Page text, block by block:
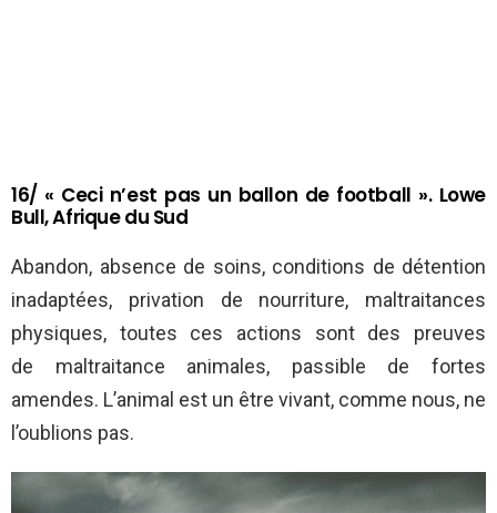
16/ « Ceci n’est pas un ballon de football ». Lowe
Bull, Afrique du Sud
Abandon, absence de soins, conditions de détention
inadaptées, privation de nourriture, maltraitances
physiques, toutes ces actions sont des preuves
de maltraitance animales, passible de fortes
amendes. L’animal est un être vivant, comme nous, ne
l’oublions pas.